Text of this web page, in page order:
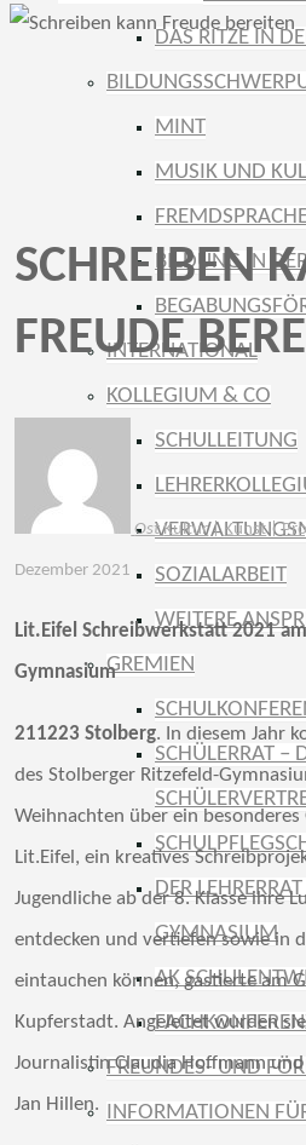
DAS RITZE IN
MINT
MUSIK UND
BILDUNG IN
INTERNATIONAL
KOLLEGIUM & CO
SCHULLEITUNG
SOZIALARBEIT
WEITERE
GREMIEN
SCHÜLERRAT –
DER
GYMNASIUM
AK
FREUNDES- UND
INFORMATIONEN
SCHREIBEN
FREUDE
Ost Kultur | Kunst |
Dezember 2021
Lit.Eifel Schreibwerkstatt 2021
Gymnasium
211223 Stolberg. In diesem Jahr
des Stolberger Ritzefeld-
Weihnachten über ein besonderes
Lit.Eifel, ein kreatives
Jugendliche ab der 8. Klasse ihre
entdecken und vertiefen sowie in
eintauchen können, gastierte am
Kupferstadt. Angeleitet wurden
Journalistin Claudia Hoffmann
Jan Hillen.